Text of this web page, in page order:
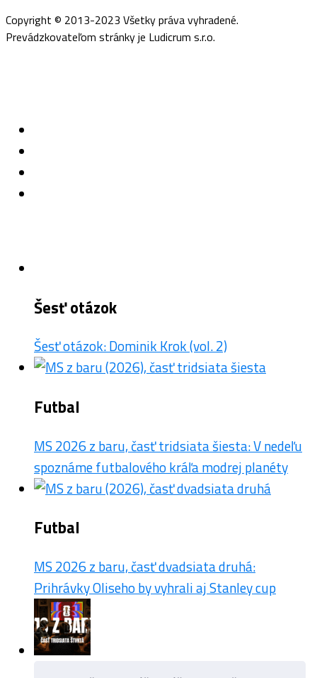
Copyright © 2013-2023 Všetky práva vyhradené.
Prevádzkovateľom stránky je Ludicrum s.r.o.
Šesť otázok
Šesť otázok: Dominik Krok (vol. 2)
Futbal
MS 2026 z baru, časť tridsiata šiesta: V nedeľu
spoznáme futbalového kráľa modrej planéty
Futbal
MS 2026 z baru, časť dvadsiata druhá:
Prihrávky Oliseho by vyhrali aj Stanley cup